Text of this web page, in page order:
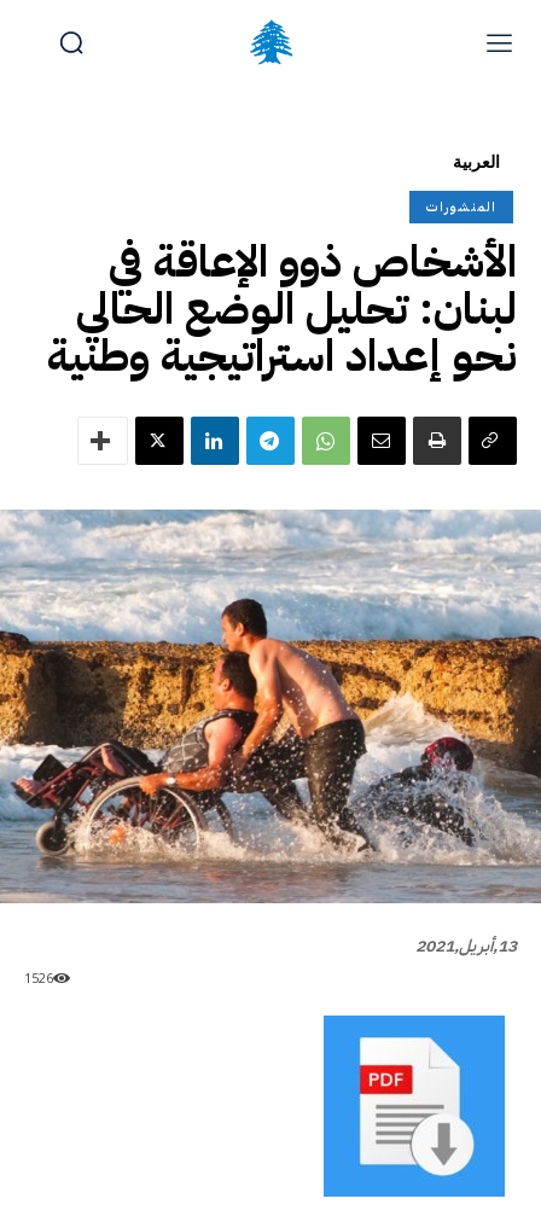
العربية
المنشورات
الأشخاص ذوو الإعاقة في
لبنان: تحليل الوضع الحالي
نحو إعداد استراتيجية وطنية
13,أبريل,2021
1526